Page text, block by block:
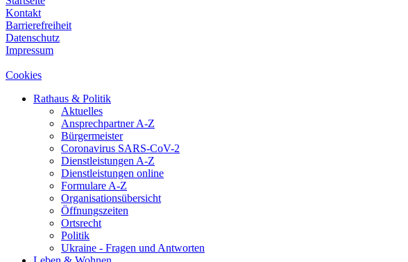
Kontakt
Barrierefreiheit
Datenschutz
Impressum
Cookies
Rathaus & Politik
Aktuelles
Ansprechpartner A-Z
Bürgermeister
Coronavirus SARS-CoV-2
Dienstleistungen A-Z
Dienstleistungen online
Formulare A-Z
Organisationsübersicht
Öffnungszeiten
Ortsrecht
Politik
Ukraine - Fragen und Antworten